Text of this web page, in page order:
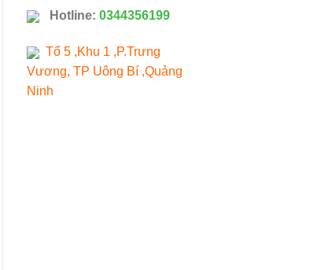
Hotline: 0344356199
Tổ 5 ,Khu 1 ,P.Trưng
Vương, TP Uông Bí ,Quảng
Ninh